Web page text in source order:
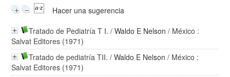
Hacer una sugerencia
Tratado de Pediatría T I. /Waldo E Nelson / México :
Salvat Editores (1971)
Tratado de pediatría TII. /Waldo E Nelson / México :
Salvat Editores (1971)